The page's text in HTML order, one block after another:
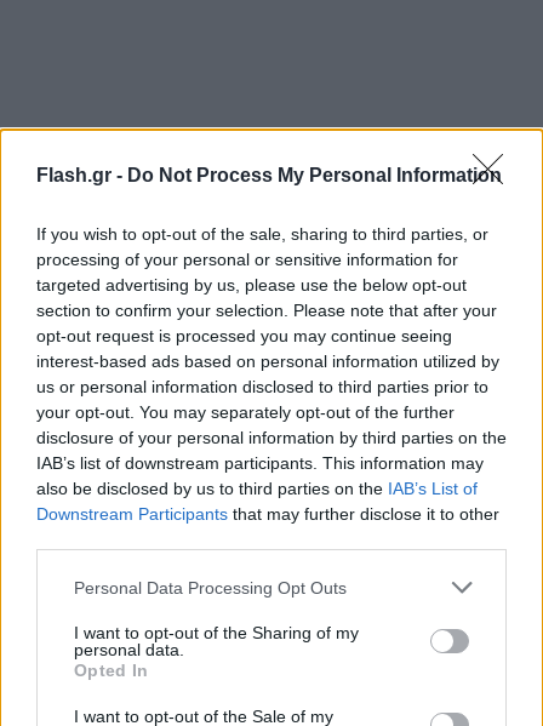
Flash.gr - Do Not Process My Personal Information
If you wish to opt-out of the sale, sharing to third parties, or
processing of your personal or sensitive information for
targeted advertising by us, please use the below opt-out
section to confirm your selection. Please note that after your
opt-out request is processed you may continue seeing
interest-based ads based on personal information utilized by
us or personal information disclosed to third parties prior to
your opt-out. You may separately opt-out of the further
disclosure of your personal information by third parties on the
IAB’s list of downstream participants. This information may
also be disclosed by us to third parties on the IAB’s List of
Downstream Participants that may further disclose it to other
Please note that this website/app uses one or more Google
not limited to your visit or usage behaviour. You may click to
grant or deny consent to Google and its third-party tags to
use your data for below specified purposes in below Google
consent section.
Personal Data Processing Opt Outs
I want to opt-out of the Sharing of my
personal data.
Opted In
I want to opt-out of the Sale of my